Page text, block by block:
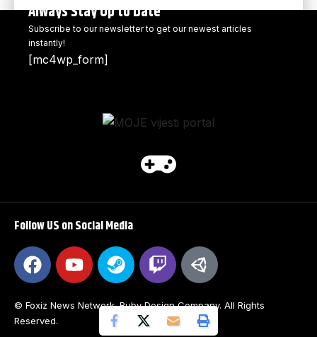
Always Stay Up to Date
Subscribe to our newsletter to get our newest articles
instantly!
[mc4wp_form]
Follow US on Social Media
© Foxiz News Network. Ruby Design Company. All Rights
Reserved.